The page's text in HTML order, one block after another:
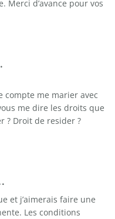
Merci d’avance pour vos
compte me marier avec
me dire les droits que
? Droit de resider ?
et j’aimerais faire une
Les conditions